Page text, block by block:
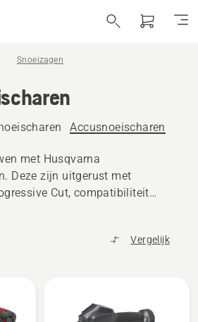
Snoeizagen
Accusnoeischaren
met Husqvarna
Deze zijn uitgerust met
Cut, compatibiliteit
voor regelmatig snoeien enVergelijk